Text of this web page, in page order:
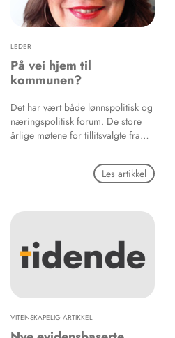
LEDER
På vei hjem til
kommunen?
Det har vært både lønnspolitisk og
næringspolitisk forum. De store
årlige møtene for tillitsvalgte fra
sektor. Begge fora hadde
kommunereformen og
høyt på dagsorden. Skepsisen til
offentlig ansatte. Naturlig nok. Det
er de som kjenner det offentlige
opptatt av å bevare det som
fungerer godt med
tannhelsetjenestens plassering i
fylkeskommunen. Og det er litt
Les artikkel
VITENSKAPELIG ARTIKKEL